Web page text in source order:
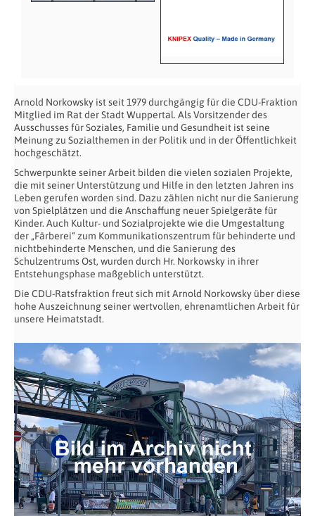
Arnold Norkowsky ist seit 1979 durchgängig für die CDU-Fraktion
Mitglied im Rat der Stadt Wuppertal. Als Vorsitzender des
Ausschusses für Soziales, Familie und Gesundheit ist seine
Meinung zu Sozialthemen in der Politik und in der Öffentlichkeit
hochgeschätzt.
Schwerpunkte seiner Arbeit bilden die vielen sozialen Projekte,
die mit seiner Unterstützung und Hilfe in den letzten Jahren ins
Leben gerufen worden sind. Dazu zählen nicht nur die Sanierung
von Spielplätzen und die Anschaffung neuer Spielgeräte für
Kinder. Auch Kultur- und Sozialprojekte wie die Umgestaltung
der „Färberei“ zum Kommunikationszentrum für behinderte und
nichtbehinderte Menschen, und die Sanierung des
Schulzentrums Ost, wurden durch Hr. Norkowsky in ihrer
Entstehungsphase maßgeblich unterstützt.
Die CDU-Ratsfraktion freut sich mit Arnold Norkowsky über diese
hohe Auszeichnung seiner wertvollen, ehrenamtlichen Arbeit für
unsere Heimatstadt.